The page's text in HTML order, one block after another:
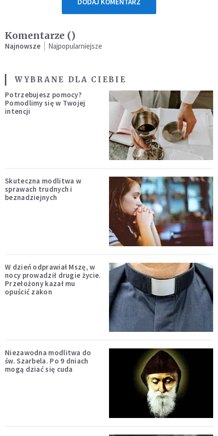
Komentarze ()
Najnowsze Najpopularniejsze
WYBRANE DLA CIEBIE
Potrzebujesz pomocy?
Pomodlimy się w Twojej
intencji
Skuteczna modlitwa w
sprawach trudnych i
beznadziejnych
W dzień odprawiał Mszę, w
nocy prowadził drugie życie.
Przełożony kazał mu
opuścić zakon
Niezawodna modlitwa do
św. Szarbela. Po 9 dniach
mogą dziać się cuda